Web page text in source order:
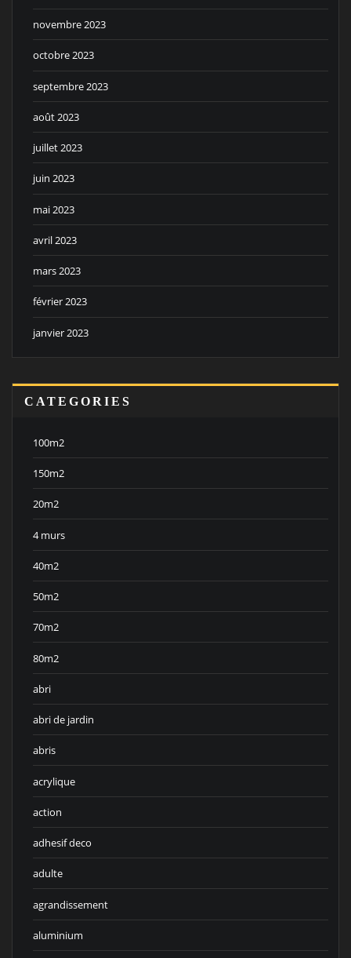
novembre 2023
octobre 2023
septembre 2023
août 2023
juillet 2023
juin 2023
mai 2023
avril 2023
mars 2023
février 2023
janvier 2023
CATEGORIES
100m2
150m2
20m2
4 murs
40m2
50m2
70m2
80m2
abri
abri de jardin
abris
acrylique
action
adhesif deco
adulte
agrandissement
aluminium